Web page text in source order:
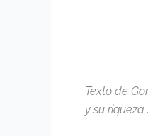
Texto de
y su